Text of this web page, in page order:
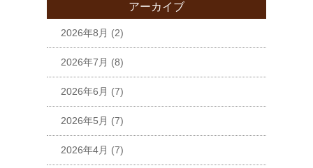
アーカイブ
2026年8月 (2)
2026年7月 (8)
2026年6月 (7)
2026年5月 (7)
2026年4月 (7)